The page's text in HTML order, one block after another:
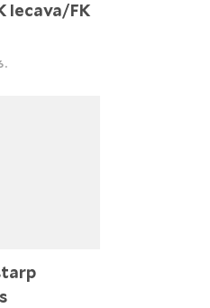
Iecava/FK